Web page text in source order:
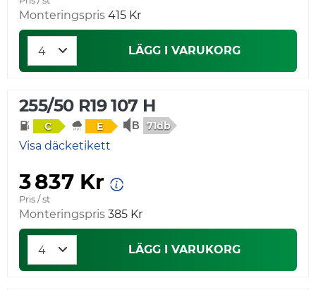
Monteringspris 415 Kr
LÄGG I VARUKORG
255/50 R19 107 H
C E 71db
Visa däcketikett
3 837 Kr
Pris / st
Monteringspris 385 Kr
LÄGG I VARUKORG